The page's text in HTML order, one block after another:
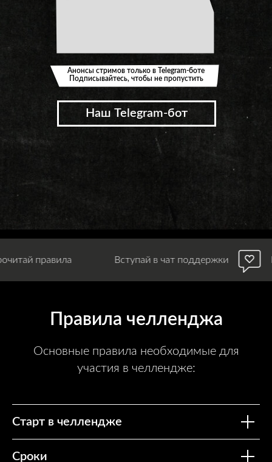
Анонсы стримов только в Telegram-боте
Подписывайтесь, чтобы не пропустить
Наш Telegram-бот
Вступай в чат поддержки Прочитай
Правила челленджа
Основные правила необходимые для
участия в челлендже:
Старт в челлендже
Сроки